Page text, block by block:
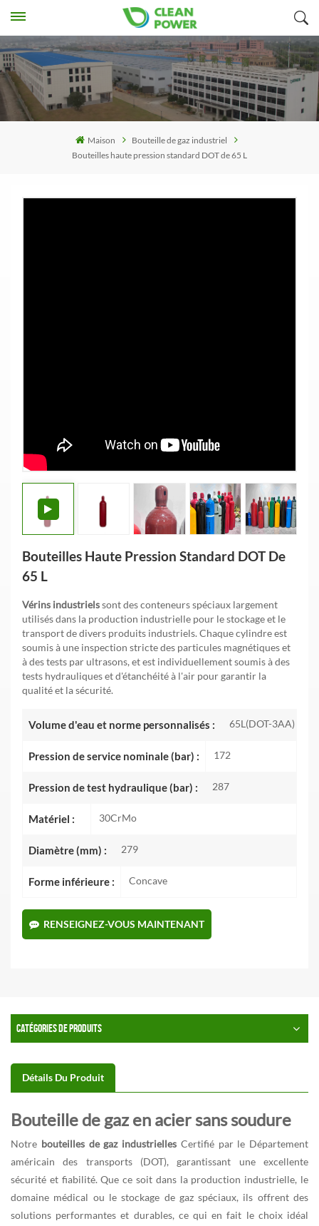
Maison
Bouteille de gaz industriel
Bouteilles haute pression standard DOT de 65 L
Bouteilles Haute Pression Standard DOT De
65 L
Vérins industrielssont des conteneurs spéciaux largement
utilisés dans la production industrielle pour le stockage et le
transport de divers produits industriels. Chaque cylindre est
soumis à une inspection stricte des particules magnétiques et
à des tests par ultrasons, et est individuellement soumis à des
tests hydrauliques et d'étanchéité à l'air pour garantir la
qualité et la sécurité.
Volume d'eau et norme personnalisés : 65L(DOT-3AA)
Pression de service nominale (bar) : 172
Pression de test hydraulique (bar) : 287
Matériel : 30CrMo
Diamètre (mm) : 279
Forme inférieure : Concave
RENSEIGNEZ-VOUS MAINTENANT
CATÉGORIES DE PRODUITS
Détails Du Produit
Bouteille de gaz en acier sans soudure
Notre bouteilles de gaz industrielles Certifié par le Département
américain des transports (DOT), garantissant une excellente
sécurité et fiabilité. Que ce soit dans la production industrielle, le
domaine médical ou le stockage de gaz spéciaux, ils offrent des
solutions performantes et durables, ce qui en fait le choix idéal